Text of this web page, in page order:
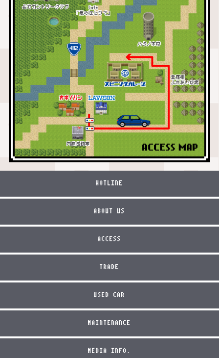
HOTLINE
ABOUT US
ACCESS
TRADE
USED CAR
MAINTENANCE
MEDIA INFO.